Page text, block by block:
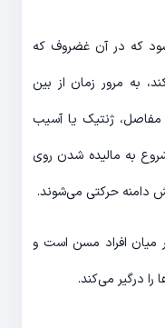
که در آن غضروف که
به مرور زمان از بین
ژنتیک یا آسیب
به مالیده شدن روی
دامنه حرکتی می‌شوند.
میان افراد مسن است و
درگیر می‌کند.